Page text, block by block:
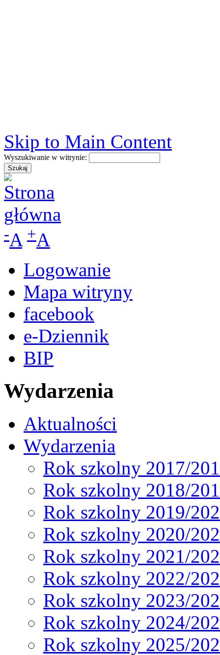
Skip to Main Content
Wyszukiwanie w witrynie:
-A +A
Logowanie
Mapa witryny
facebook
e-Dziennik
BIP
Wydarzenia
Aktualności
Wydarzenia
Rok szkolny 2017/
Rok szkolny 2018/
Rok szkolny 2019/
Rok szkolny 2020/
Rok szkolny 2021/
Rok szkolny 2022/
Rok szkolny 2023/
Rok szkolny 2024/
Rok szkolny 2025/